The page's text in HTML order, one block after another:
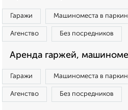
Гаражи Машиноместа в
Агенство Без посредников
Аренда гаржей,
Гаражи Машиноместа в
Агенство Без посредников